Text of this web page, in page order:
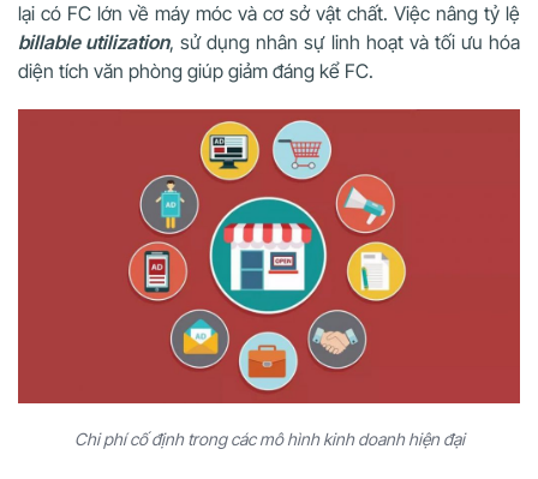
lại có FC lớn về máy móc và cơ sở vật chất. Việc nâng tỷ lệ
billable utilization, sử dụng nhân sự linh hoạt và tối ưu hóa
diện tích văn phòng giúp giảm đáng kể FC.
Chi phí cố định trong các mô hình kinh doanh hiện đại